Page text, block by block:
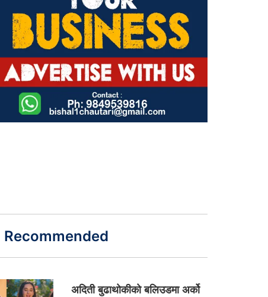
Recommended
अदिती बुढाथोकीको बलिउडमा अर्को